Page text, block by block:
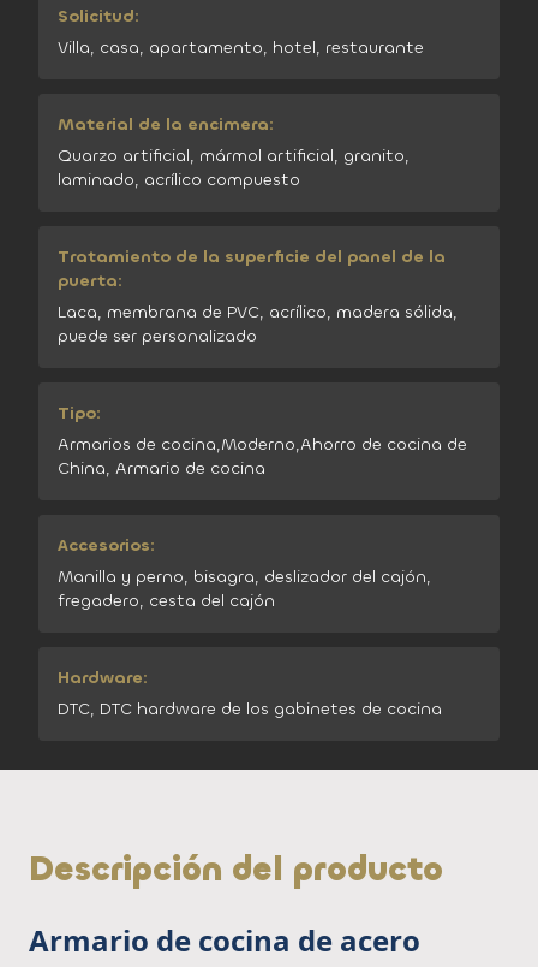
Solicitud:
Villa, casa, apartamento, hotel, restaurante
Material de la encimera:
Quarzo artificial, mármol artificial, granito,
laminado, acrílico compuesto
Tratamiento de la superficie del panel de la
puerta:
Laca, membrana de PVC, acrílico, madera sólida,
puede ser personalizado
Tipo:
Armarios de cocina,Moderno,Ahorro de cocina de
China, Armario de cocina
Accesorios:
Manilla y perno, bisagra, deslizador del cajón,
fregadero, cesta del cajón
Hardware:
DTC, DTC hardware de los gabinetes de cocina
Descripción del producto
Armario de cocina de acero